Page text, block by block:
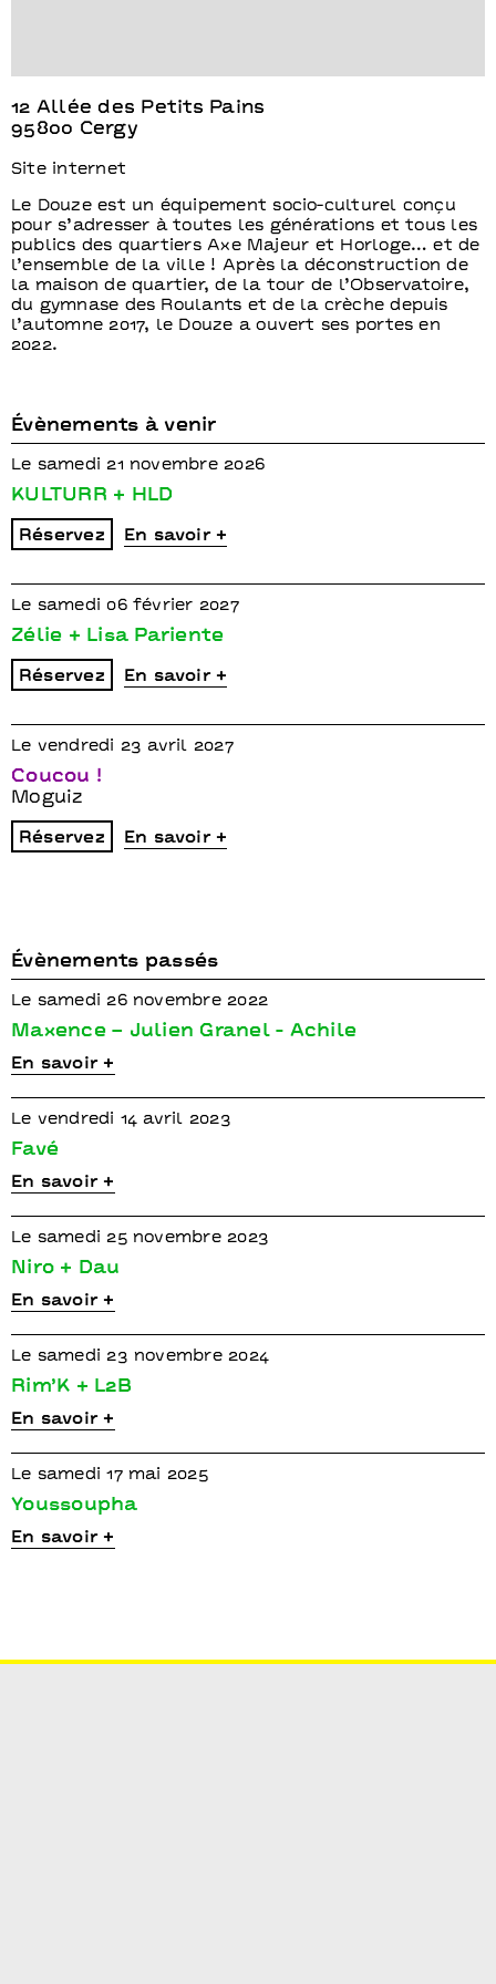
12 Allée des Petits Pains
95800 Cergy
Site internet
Le Douze est un équipement socio-culturel conçu
pour s’adresser à toutes les générations et tous les
publics des quartiers Axe Majeur et Horloge… et de
l’ensemble de la ville ! Après la déconstruction de
la maison de quartier, de la tour de l’Observatoire,
du gymnase des Roulants et de la crèche depuis
l’automne 2017, le Douze a ouvert ses portes en
2022.
Évènements à venir
Le samedi 21 novembre 2026
KULTURR + HLD
Réservez En savoir +
Le samedi 06 février 2027
Zélie + Lisa Pariente
Réservez En savoir +
Le vendredi 23 avril 2027
Coucou !
Moguiz
Réservez En savoir +
Évènements passés
Le samedi 26 novembre 2022
Maxence – Julien Granel - Achile
En savoir +
Le vendredi 14 avril 2023
Favé
En savoir +
Le samedi 25 novembre 2023
Niro + Dau
En savoir +
Le samedi 23 novembre 2024
Rim’K + L2B
En savoir +
Le samedi 17 mai 2025
Youssoupha
En savoir +